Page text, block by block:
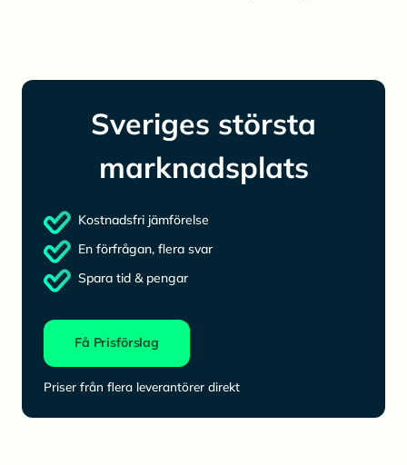
Sveriges största
marknadsplats
Kostnadsfri jämförelse
En förfrågan, flera svar
Spara tid & pengar
Få Prisförslag
Priser från flera leverantörer direkt